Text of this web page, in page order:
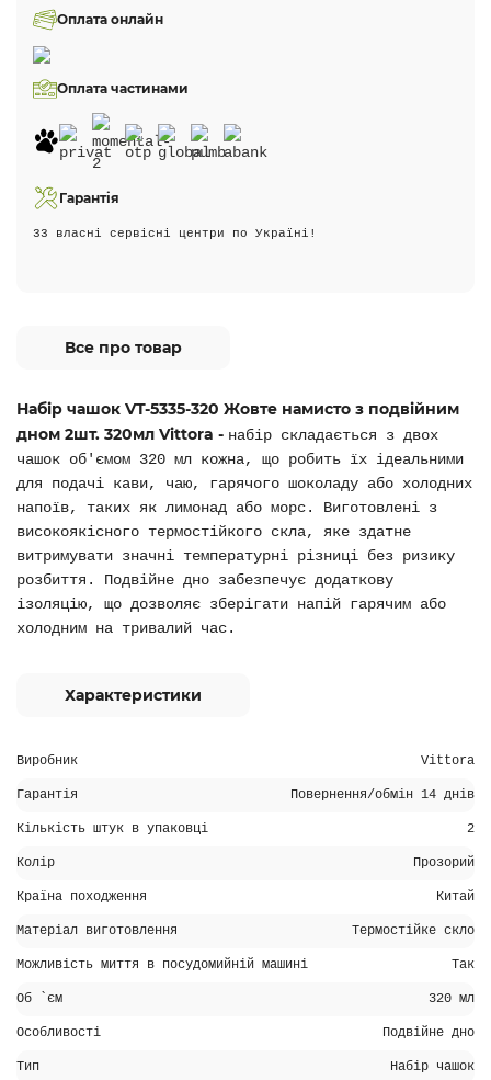
Оплата онлайн
Оплата частинами
Гарантія
33 власні сервісні центри по Україні!
Все про товар
Набір чашок VT-5335-320 Жовте намисто з подвійним
дном 2шт. 320мл Vittora - набір складається з двох
чашок об'ємом 320 мл кожна, що робить їх ідеальними
для подачі кави, чаю, гарячого шоколаду або холодних
напоїв, таких як лимонад або морс. Виготовлені з
високоякісного термостійкого скла, яке здатне
витримувати значні температурні різниці без ризику
розбиття. Подвійне дно забезпечує додаткову
ізоляцію, що дозволяє зберігати напій гарячим або
холодним на тривалий час.
Характеристики
Виробник Vittora
Гарантія Повернення/обмін 14 днів
Кількість штук в упаковці 2
Колір Прозорий
Країна походження Китай
Матеріал виготовлення Термостійке скло
Можливість миття в посудомийній машині Так
Об `єм 320 мл
Особливості Подвійне дно
Тип Набір чашок